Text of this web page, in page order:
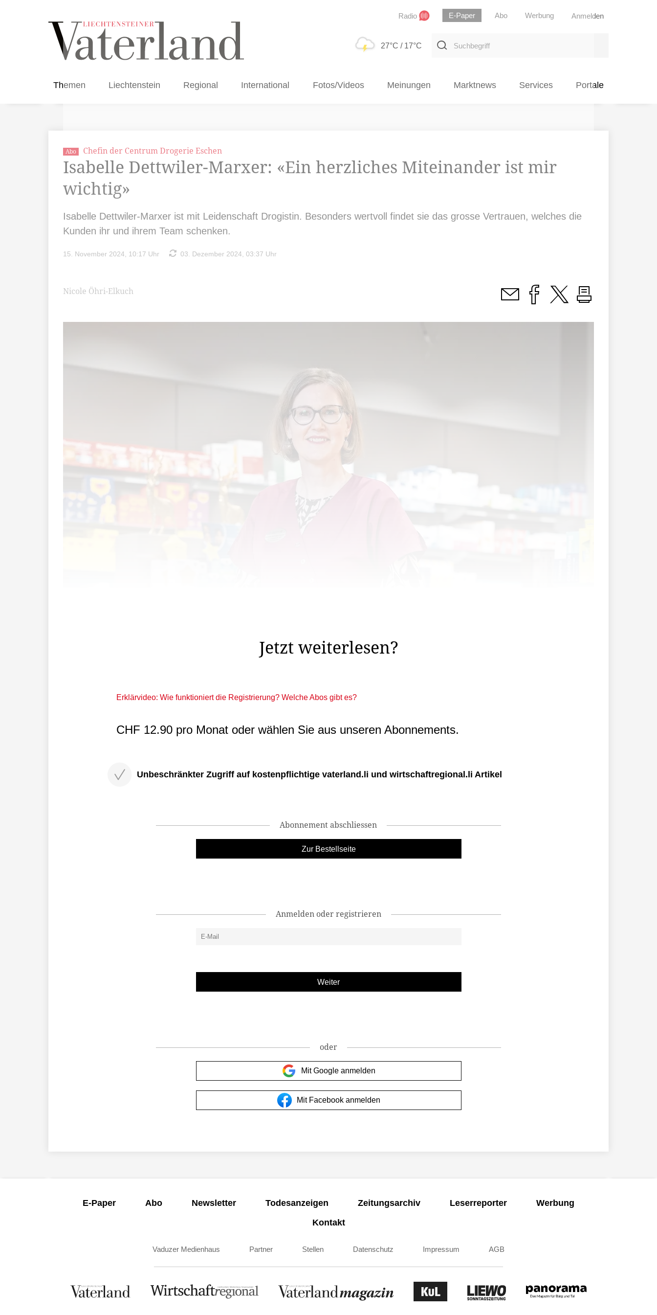
Radio E-Paper Abo Werbung Anmelden
27°C / 17°C
Suchbegriff
Themen Liechtenstein Regional International Fotos/Videos Meinungen Marktnews Services Portale
Abo Chefin der Centrum Drogerie Eschen
Isabelle Dettwiler-Marxer: «Ein herzliches Miteinander ist mir
wichtig»
Isabelle Dettwiler-Marxer ist mit Leidenschaft Drogistin. Besonders wertvoll findet sie das grosse Vertrauen, welches die
Kunden ihr und ihrem Team schenken.
15. November 2024, 10:17 Uhr 03. Dezember 2024, 03:37 Uhr
Nicole Öhri-Elkuch
Jetzt weiterlesen?
Erklärvideo: Wie funktioniert die Registrierung? Welche Abos gibt es?
CHF 12.90 pro Monat oder wählen Sie aus unseren Abonnements.
Unbeschränkter Zugriff auf kostenpflichtige vaterland.li und wirtschaftregional.li Artikel
Abonnement abschliessen
Zur Bestellseite
Anmelden oder registrieren
oder
Mit Google anmelden
Mit Facebook anmelden
E-Paper Abo Newsletter Todesanzeigen Zeitungsarchiv Leserreporter
Werbung
Kontakt
Vaduzer Medienhaus Partner Stellen Datenschutz Impressum AGB